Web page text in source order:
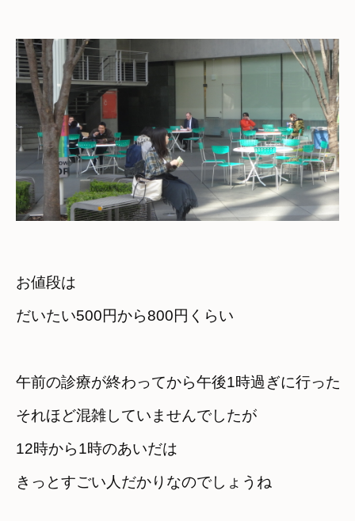
お値段は
だいたい500円から800円くらい
午前の診療が終わってから午後1時過ぎに行った
それほど混雑していませんでしたが
12時から1時のあいだは
きっとすごい人だかりなのでしょうね